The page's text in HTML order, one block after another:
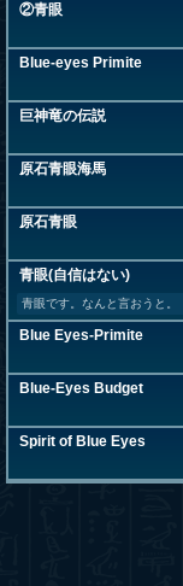
②青眼
Blue-eyes Primite
巨神竜の伝説
原石青眼海馬
原石青眼
青眼(自信はない)
青眼です。なんと言おうと。
Blue Eyes-Primite
Blue-Eyes Budget
Spirit of Blue Eyes